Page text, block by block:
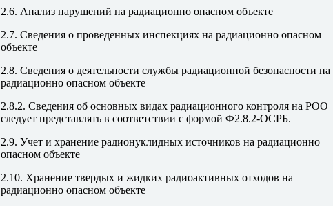
2.6. Анализ нарушений на радиационно опасном объекте
2.7. Сведения о проведенных инспекциях на радиационно опасном
объекте
2.8. Сведения о деятельности службы радиационной безопасности на
радиационно опасном объекте
2.8.2. Сведения об основных видах радиационного контроля на РОО
следует представлять в соответствии с формой Ф2.8.2-ОСРБ.
2.9. Учет и хранение радионуклидных источников на радиационно
опасном объекте
2.10. Хранение твердых и жидких радиоактивных отходов на
радиационно опасном объекте